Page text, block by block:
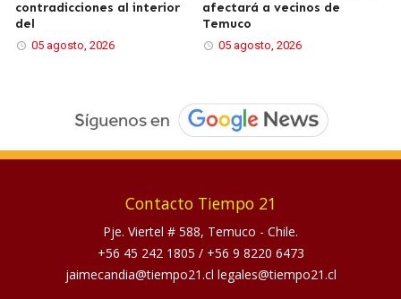
contradicciones al interior
del
05 agosto, 2026
afectará a vecinos de
Temuco
05 agosto, 2026
Contacto Tiempo 21
Pje. Viertel # 588, Temuco - Chile.
+56 45 242 1805 / +56 9 8220 6473
jaimecandia@tiempo21.cl legales@tiempo21.cl